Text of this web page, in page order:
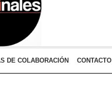
DE COLABORACIÓN CONTACTO